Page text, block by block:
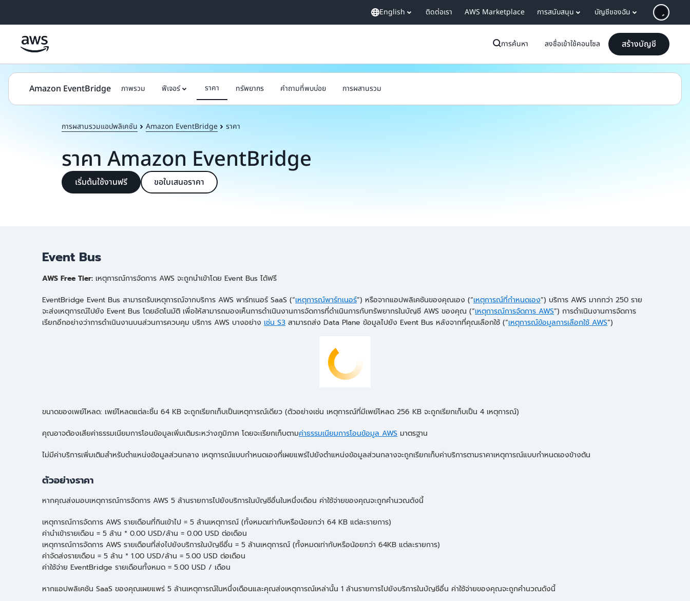
English ติดต่อเรา AWS Marketplace การสนับสนุน บัญชีของฉัน
การค้นหา ลงชื่อเข้าใช้คอนโซล สร้างบัญชี
Amazon EventBridge ภาพรวม ฟีเจอร์ ราคา ทรัพยากร คำถามที่พบบ่อย การผสานรวม
การผสานรวมแอปพลิเคชัน Amazon EventBridge ราคา
ราคา Amazon EventBridge
เริ่มต้นใช้งานฟรี ขอใบเสนอราคา
Event Bus
AWS Free Tier: เหตุการณ์การจัดการ AWS จะถูกนำเข้าโดย Event Bus ได้ฟรี
EventBridge Event Bus สามารถรับเหตุการณ์จากบริการ AWS พาร์ทเนอร์ SaaS (“เหตุการณ์พาร์ทเนอร์”) หรือจากแอปพลิเคชันของคุณเอง (“เหตุการณ์ที่กำหนดเอง”) บริการ AWS มากกว่า 250 ราย
จะส่งเหตุการณ์ไปยัง Event Bus โดยอัตโนมัติ เพื่อให้สามารถมองเห็นการดำเนินงานการจัดการที่ดำเนินการกับทรัพยากรในบัญชี AWS ของคุณ (“เหตุการณ์การจัดการ AWS”) การดำเนินงานการจัดการ
เรียกอีกอย่างว่าการดำเนินงานบนส่วนการควบคุม บริการ AWS บางอย่าง เช่น S3 สามารถส่ง Data Plane ข้อมูลไปยัง Event Bus หลังจากที่คุณเลือกใช้ (“เหตุการณ์ข้อมูลการเลือกใช้ AWS”)
ขนาดของเพย์โหลด: เพย์โหลดแต่ละชิ้น 64 KB จะถูกเรียกเก็บเป็นเหตุการณ์เดียว (ตัวอย่างเช่น เหตุการณ์ที่มีเพย์โหลด 256 KB จะถูกเรียกเก็บเป็น 4 เหตุการณ์)
คุณอาจต้องเสียค่าธรรมเนียมการโอนข้อมูลเพิ่มเติมระหว่างภูมิภาค โดยจะเรียกเก็บตามค่าธรรมเนียมการโอนข้อมูล AWS มาตรฐาน
ไม่มีค่าบริการเพิ่มเติมสำหรับตำแหน่งข้อมูลส่วนกลาง เหตุการณ์แบบกำหนดเองที่เผยแพร่ไปยังตำแหน่งข้อมูลส่วนกลางจะถูกเรียกเก็บค่าบริการตามราคาเหตุการณ์แบบกำหนดเองข้างต้น
ตัวอย่างราคา
หากคุณส่งมอบเหตุการณ์การจัดการ AWS 5 ล้านรายการไปยังบริการในบัญชีอื่นในหนึ่งเดือน ค่าใช้จ่ายของคุณจะถูกคำนวณดังนี้
เหตุการณ์การจัดการ AWS รายเดือนที่กินเข้าไป = 5 ล้านเหตุการณ์ (ทั้งหมดเท่ากับหรือน้อยกว่า 64 KB แต่ละรายการ)
ค่านำเข้ารายเดือน = 5 ล้าน * 0.00 USD/ล้าน = 0.00 USD ต่อเดือน
เหตุการณ์การจัดการ AWS รายเดือนที่ส่งไปยังบริการในบัญชีอื่น = 5 ล้านเหตุการณ์ (ทั้งหมดเท่ากับหรือน้อยกว่า 64KB แต่ละรายการ)
ค่าจัดส่งรายเดือน = 5 ล้าน * 1.00 USD/ล้าน = 5.00 USD ต่อเดือน
ค่าใช้จ่าย EventBridge รายเดือนทั้งหมด = 5.00 USD / เดือน
หากแอปพลิเคชัน SaaS ของคุณเผยแพร่ 5 ล้านเหตุการณ์ในหนึ่งเดือนและคุณส่งเหตุการณ์เหล่านั้น 1 ล้านรายการไปยังบริการในบัญชีอื่น ค่าใช้จ่ายของคุณจะถูกคำนวณดังนี้